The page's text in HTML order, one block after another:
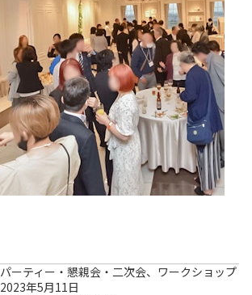
パーティー・懇親会・二次会、ワークショップ
2023年5月11日